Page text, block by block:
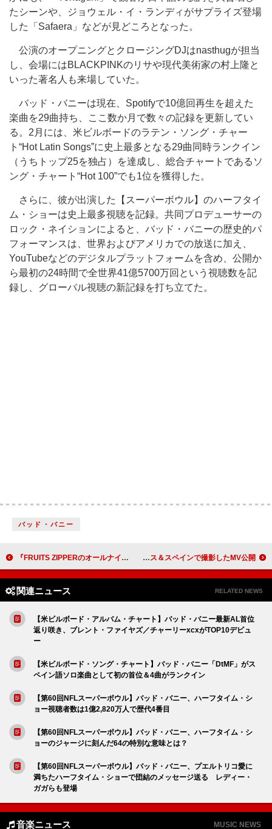
たシーンや、ジョウェル・イ・ランディがサプライズ登場
した「Safaera」などが見どころとなった。
公演のオープニングとクロージングDJはnasthugが担当
し、会場にはBLACKPINKのリサや現代美術家の村上隆と
いった著名人も来場していた。
バッド・バニーは現在、Spotifyで10億回再生を超えた
楽曲を29曲持ち、ここ数か月で数々の記録を更新してい
る。2月には、米ビルボードのラテン・ソング・チャー
ト“Hot Latin Songs”に史上最多となる29曲同時ランクイン
（うちトップ25を独占）を達成し、総合チャートであるソ
ング・チャート“Hot 100”でも1位を獲得した。
さらに、彼が出演した【スーパーボウル】のハーフタイ
ム・ショーは史上最多視聴を記録。共同プロデューサーの
ロック・ネイションによると、バッド・バニーの歴史的パ
フォーマンスは、世界およびアメリカでの放送に加え、
YouTubeなどのデジタルプラットフォームを含め、公開か
ら最初の24時間で全世界41億5700万回という視聴数を記
録し、グローバル視聴の新記録を打ち立てた。
バッド・バニー
『FRUITS ZIPPERのオールナイトニッポンX』ゲストに藤本敏史（FUJIWARA）が登場 VIBY、デビュー曲「Mi*light」配信リリース＆スペインで撮影したMV公開
関連ニュース RELATED NEWS
【米ビルボード・アルバム・チャート】バッド・バニー最新AL首位
返り咲き、ブレント・ファイヤズ／チャーリーxcxがTOP10デビュ
ー
【米ビルボード・ソング・チャート】バッド・バニー「DtMF」がス
ペイン語ソロ楽曲として初の首位＆4曲がランクイン
【第60回NFLスーパーボウル】バッド・バニー、ハーフタイム・シ
ョー視聴者数は1億2,820万人で歴代4番目
【第60回NFLスーパーボウル】バッド・バニー、ハーフタイム・シ
ョーのジャージに刻んだ64の特別な意味とは？
【第60回NFLスーパーボウル】バッド・バニー、プエルトリコ愛に
満ちたハーフタイム・ショーで団結のメッセージ送る レディー・
ガガらも登場
音楽ニュース MUSIC NEWS